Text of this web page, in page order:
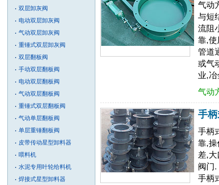
双层卸灰阀
电动双层卸灰阀
气动双层卸灰阀
重锤式双层卸灰阀
双层翻板阀
手动双层翻板阀
电动双层翻板阀
气动双层翻板阀
重锤式双层翻板阀
气动单层翻板阀
单层重锤翻板阀
皮带传动星型卸料器
喂料机
水泥专用叶轮给料机
焊接式星型卸料器
气动
与短
流阻
靠,使
管道
或气
业,
气动
手
手柄
靠,操
差,
阀门.
手柄